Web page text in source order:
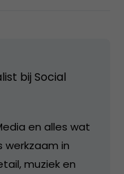
bij Social
en alles wat
in
muziek en